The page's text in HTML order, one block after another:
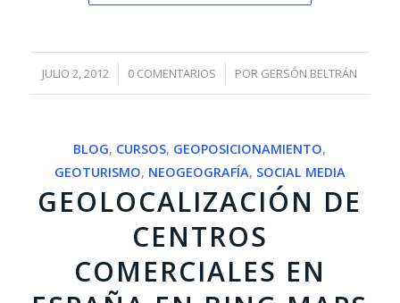
JULIO 2, 2012
/ 0 COMENTARIOS
/ POR GERSÓN BELTRÁN
BLOG, CURSOS, GEOPOSICIONAMIENTO,
GEOTURISMO, NEOGEOGRAFÍA, SOCIAL MEDIA
GEOLOCALIZACIÓN DE
CENTROS
COMERCIALES EN